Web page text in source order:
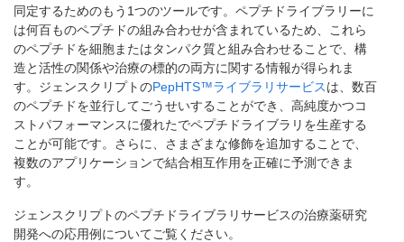
同定するためのもう1つのツールです。ペプチドライブラリーに
は何百ものペプチドの組み合わせが含まれているため、これら
のペプチドを細胞またはタンパク質と組み合わせることで、構
造と活性の関係や治療の標的の両方に関する情報が得られま
す。ジェンスクリプトのPepHTS™ライブラリサービスは、数百
のペプチドを並行してごうせいすることができ、高純度かつコ
ストパフォーマンスに優れたでペプチドライブラリを生産する
ことが可能です。さらに、さまざまな修飾を追加することで、
複数のアプリケーションで結合相互作用を正確に予測できま
す。
ジェンスクリプトのペプチドライブラリサービスの治療薬研究
開発への応用例についてご覧ください。